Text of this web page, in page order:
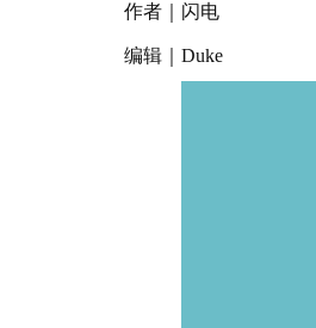
作者｜闪电
编辑｜Duke